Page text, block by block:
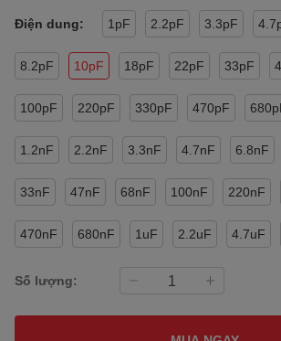
Điện dung: 1pF 2.2pF 3.3pF
8.2pF 10pF 18pF 22pF 33pF
100pF 220pF 330pF 470pF
1.2nF 2.2nF 3.3nF 4.7nF 6.8nF
33nF 47nF 68nF 100nF 220nF
470nF 680nF 1uF 2.2uF 4.7uF
Số lượng: